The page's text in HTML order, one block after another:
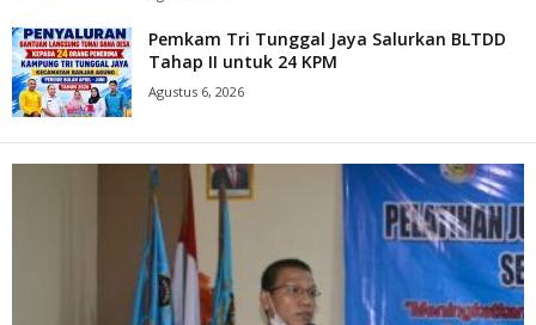
Pemkam Tri Tunggal Jaya Salurkan BLTDD
Tahap II untuk 24 KPM
Agustus 6, 2026